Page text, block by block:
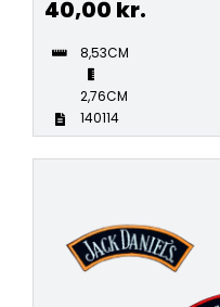
40,00 kr.
8,53CM
2,76CM
140114